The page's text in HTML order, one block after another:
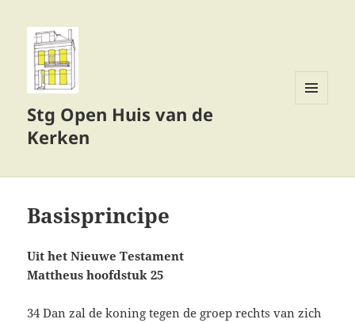
Stg Open Huis van de
Kerken
Basisprincipe
Uit het Nieuwe Testament
Mattheus hoofdstuk 25
34 Dan zal de koning tegen de groep rechts van zich